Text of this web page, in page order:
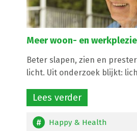
Meer woon- en
Beter slapen, zien en
licht. Uit onderzoek blijkt:
Lees verder
Happy & Health